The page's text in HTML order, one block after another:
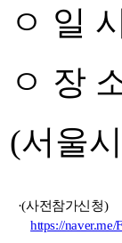
ㅇ 일
ㅇ 장
(서울
·(사전참가신청)
https://naver.me/